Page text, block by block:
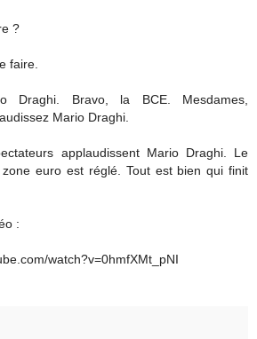
?
faire.
Draghi. Bravo, la BCE. Mesdames,
Mario Draghi.
applaudissent Mario Draghi. Le
euro est réglé. Tout est bien qui finit
:
watch?v=0hmfXMt_pNI